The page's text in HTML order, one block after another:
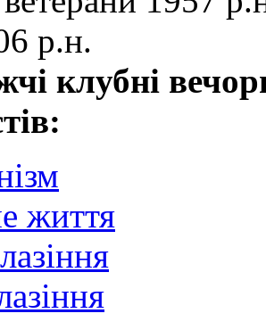
р.н.
клубні
життя